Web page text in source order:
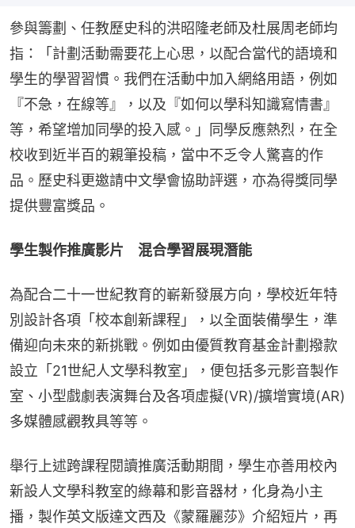
參與籌劃、任教歷史科的洪昭隆老師及杜展周老師均
指：「計劃活動需要花上心思，以配合當代的語境和
學生的學習習慣。我們在活動中加入網絡用語，例如
『不急，在線等』，以及『如何以學科知識寫情書』
等，希望增加同學的投入感。」同學反應熱烈，在全
校收到近半百的親筆投稿，當中不乏令人驚喜的作
品。歷史科更邀請中文學會協助評選，亦為得獎同學
提供豐富獎品。
學生製作推廣影片　混合學習展現潛能
為配合二十一世紀教育的嶄新發展方向，學校近年特
別設計各項「校本創新課程」，以全面裝備學生，準
備迎向未來的新挑戰。例如由優質教育基金計劃撥款
設立「21世紀人文學科教室」，便包括多元影音製作
室、小型戲劇表演舞台及各項虛擬(VR)/擴增實境(AR)
多媒體感觀教具等等。
舉行上述跨課程閱讀推廣活動期間，學生亦善用校內
新設人文學科教室的綠幕和影音器材，化身為小主
播，製作英文版達文西及《蒙羅麗莎》介紹短片，再